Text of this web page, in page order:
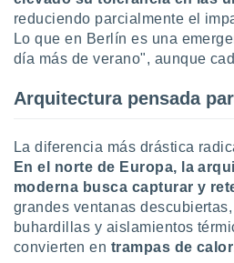
de
posible
traten tus
interés
su
u
en
en
reduciendo parcialmente el
Lo que en Berlín es una
día más de verano", aunque
Arquitectura pensada
La diferencia más drástica
En el norte de Europa, la
moderna busca capturar y
grandes ventanas
buhardillas y aislamientos
convierten en trampas de calor